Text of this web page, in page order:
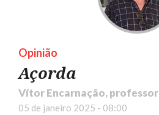
Opinião
Açorda
Vítor Encarnação, professor
05 de janeiro 2025 - 08:00